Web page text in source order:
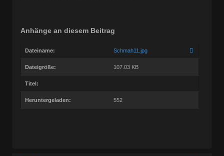
Anhänge an diesem Beitrag
Dateiname: Schmah11.jpg
Dateigröße: 107.03 KB
Titel:
Heruntergeladen: 552